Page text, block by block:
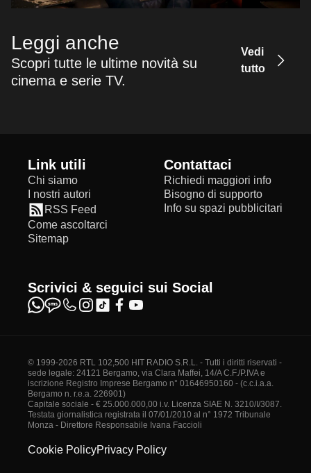
Leggi anche
Scopri tutte le ultime novità su
cinema e serie TV.
Vedi
tutto
Link utili
Chi siamo
I nostri autori
RSS Feed
Come ascoltarci
Sitemap
Contattaci
Richiedi maggiori info
Bisogno di supporto
Info su spazi pubblicitari
Scrivici & seguici sui Social
© 1999-2026 RTL 102,500 HIT RADIO S.R.L. - Tutti i diritti riservati -
sede legale: 24121 Bergamo, via Clara Maffei, 14/A C.F./P.IVA e
iscrizione Registro Imprese Bergamo n° 01646950160 - (c.c.i.a.a.
Bergamo n. r.e.a. 226901)
Capitale sociale - € 25.000.000,00 i.v. Licenza SIAE N. 3210/I/3087.
Testata giornalistica registrata il 07/01/2010 al n° 1972 Tribunale
Monza - Direttore Responsabile Ivana Faccioli
Cookie PolicyPrivacy Policy